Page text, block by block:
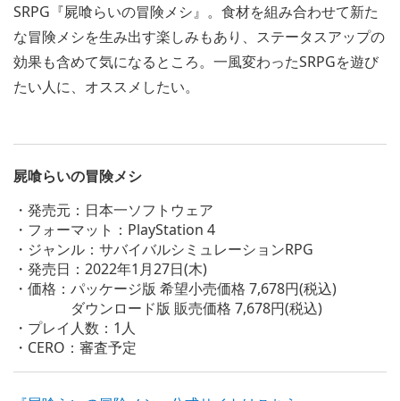
SRPG『屍喰らいの冒険メシ』。食材を組み合わせて新た
な冒険メシを生み出す楽しみもあり、ステータスアップの
効果も含めて気になるところ。一風変わったSRPGを遊び
たい人に、オススメしたい。
屍喰らいの冒険メシ
・発売元：日本一ソフトウェア
・フォーマット：PlayStation 4
・ジャンル：サバイバルシミュレーションRPG
・発売日：2022年1月27日(木)
・価格：パッケージ版 希望小売価格 7,678円(税込)
ダウンロード版 販売価格 7,678円(税込)
・プレイ人数：1人
・CERO：審査予定